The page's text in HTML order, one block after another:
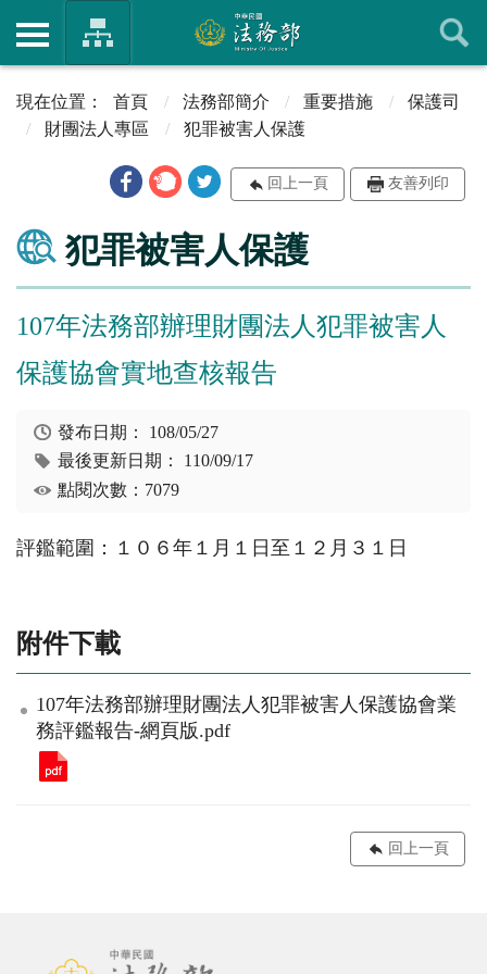
首頁 法務部簡介 重要措施
保護司
財團法人專區
犯罪被害人保護
回上一頁 友善列印
犯罪被害人保護
107年法務部辦理財團法人犯罪被害人
保護協會實地查核報告
發布日期： 108/05/27
最後更新日期： 110/09/17
點閱次數：7079
評鑑範圍：１０６年１月１日至１２月３１日
附件下載
107年法務部辦理財團法人犯罪被害人保護協會業
務評鑑報告-網頁版.pdf
回上一頁